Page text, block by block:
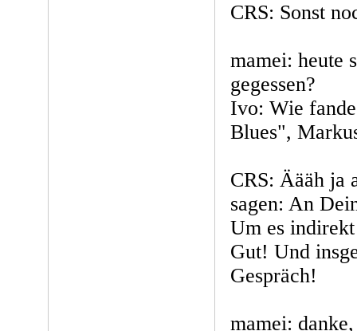
CRS: Sonst
mamei: heute
gegessen?
Ivo: Wie
Blues",
CRS: Äääh ja
sagen: An
Um es
Gut! Und
Gespräch!
mamei: